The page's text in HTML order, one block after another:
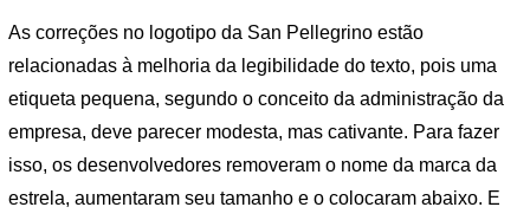
As correções no logotipo da San Pellegrino estão
relacionadas à melhoria da legibilidade do texto, pois uma
etiqueta pequena, segundo o conceito da administração da
empresa, deve parecer modesta, mas cativante. Para fazer
isso, os desenvolvedores removeram o nome da marca da
estrela, aumentaram seu tamanho e o colocaram abaixo. E